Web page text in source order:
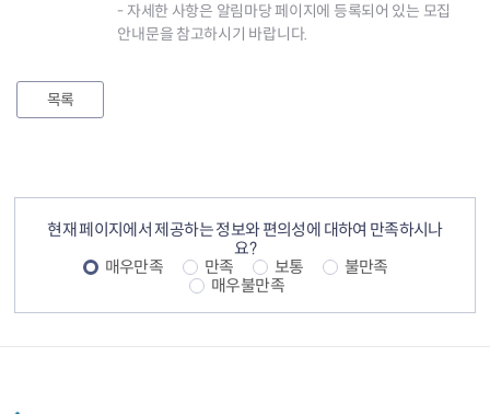
- 자세한 사항은 알림마당 페이지에 등록되어 있는 모집
안내문을 참고하시기 바랍니다.
목록
현재 페이지에서 제공하는 정보와 편의성에 대하여 만족하시나
요?
매우만족
만족 보통
불만족
매우불만족